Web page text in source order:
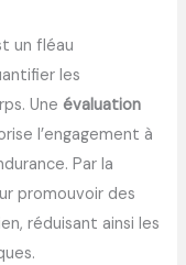
un fléau
les
Uneévaluation
l’engagement à
Par la
promouvoir des
réduisant ainsi les